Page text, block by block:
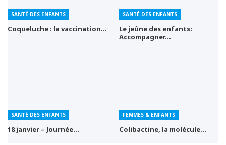
SANTÉ DES ENFANTS
Coqueluche : la vaccination…
SANTÉ DES ENFANTS
Le jeûne des enfants:
Accompagner…
SANTÉ DES ENFANTS
18 janvier – Journée…
FEMMES & ENFANTS
Colibactine, la molécule…